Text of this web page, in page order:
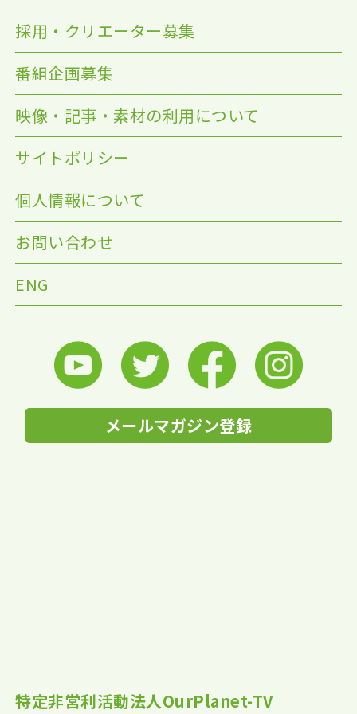
採用・クリエーター募集
番組企画募集
映像・記事・素材の利用について
サイトポリシー
個人情報について
お問い合わせ
ENG
メールマガジン登録
特定非営利活動法人OurPlanet-TV